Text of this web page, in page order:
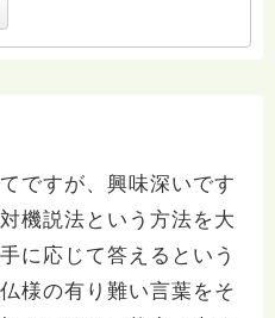
ですが、興味深いです
機説法という方法を大
に応じて答えるという
様の有り難い言葉をそ